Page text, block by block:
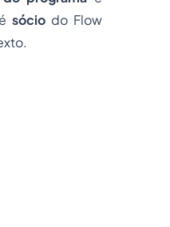
ésócio do Flow